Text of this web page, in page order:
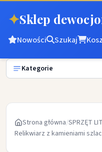
✦Sklep
Nowości Szukaj
Kategorie
Strona główna/SPRZĘT
Relikwiarz z kamieniami